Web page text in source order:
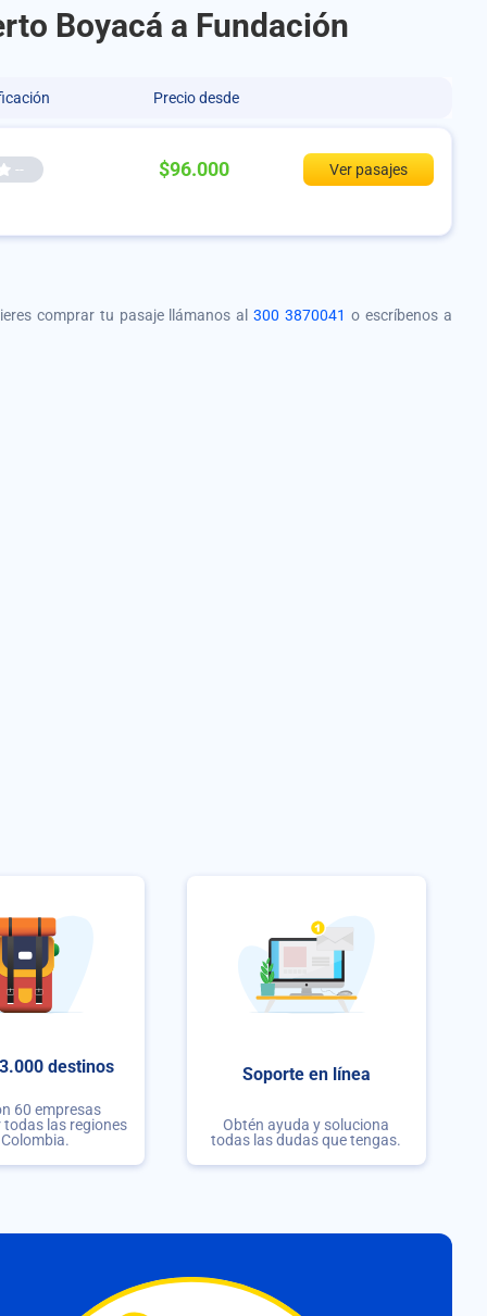
Boyacá a Fundación
Precio desde
-- $96.000 Ver pasajes
comprar tu pasaje llámanos al300 3870041 o escríbenos a
destinos
60 empresas
todas las regiones
Soporte en línea
Obtén ayuda y soluciona
todas las dudas que tengas.